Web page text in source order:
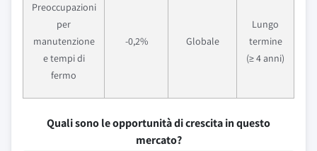
Preoccupazioni
per
manutenzione
e tempi di
fermo
-0,2% Globale
Lungo
termine
(≥ 4 anni)
Quali sono le opportunità di crescita in questo
mercato?